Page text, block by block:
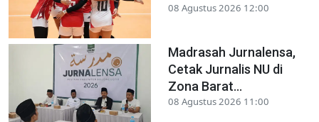
08 Agustus 2026 12:00
Madrasah Jurnalensa,
Cetak Jurnalis NU di
Zona Barat...
08 Agustus 2026 11:00